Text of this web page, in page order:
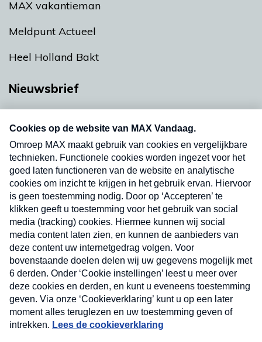
MAX vakantieman
Meldpunt Actueel
Heel Holland Bakt
Nieuwsbrief
nieuwsbrief. Elke vrijdag- en dinsdagochtend in
uw mailbox.
Verzend
Nieuwsbrief
Neem hier een gratis abonnement op onze
nieuwsbrief. Elke vrijdag- en dinsdagochtend in uw